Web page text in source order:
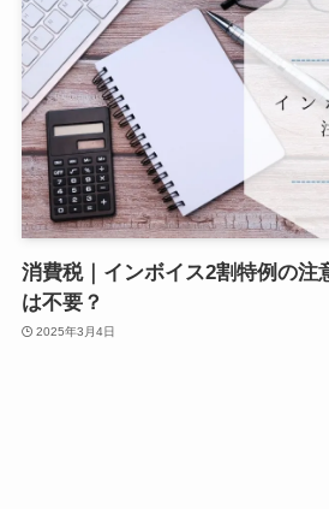
消費税｜インボイス2割特例の注
は不要？
2025年3月4日